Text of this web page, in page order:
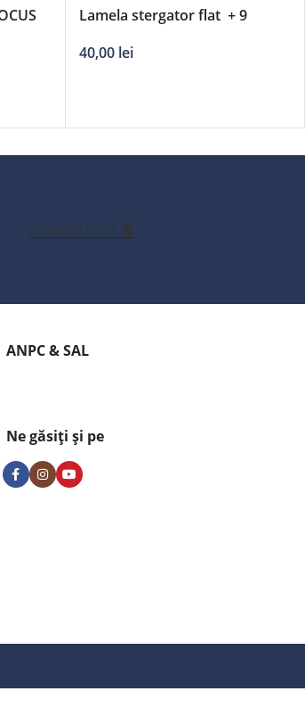
Lamela stergator flat + 9
40,00 lei
Creează cont
ANPC & SAL
Ne găsiți și pe